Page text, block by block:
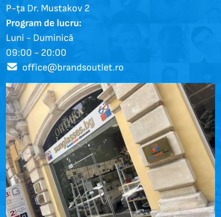
P-ța Dr. Mustakov 2
Program de lucru:
Luni - Duminică
09:00 - 20:00
office@brandsoutlet.ro